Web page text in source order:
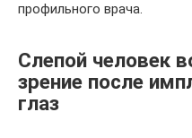
профильного врача.
Слепой человек
зрение после
глаз